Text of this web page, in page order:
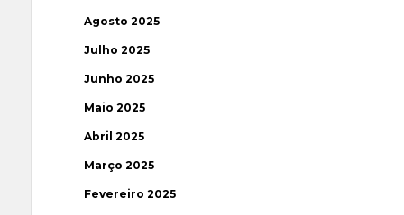
Agosto 2025
Julho 2025
Junho 2025
Maio 2025
Abril 2025
Março 2025
Fevereiro 2025